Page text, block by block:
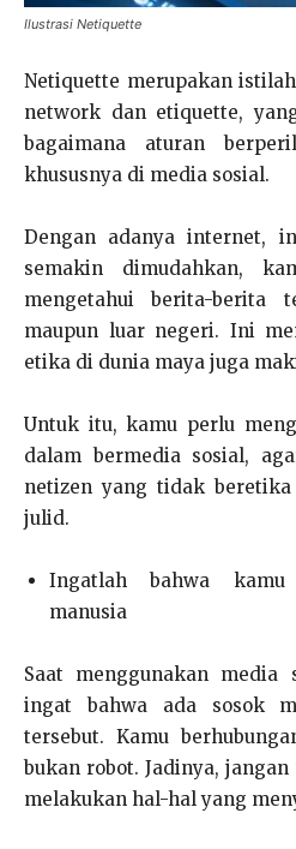
Ilustrasi Netiquette
Netiquette merupakan
network dan etiquette,
bagaimana aturan
khususnya di media sosial.
Dengan adanya internet,
semakin dimudahkan,
mengetahui berita-
maupun luar negeri. Ini
etika di dunia maya juga
Untuk itu, kamu perlu
dalam bermedia sosial,
netizen yang tidak
julid.
Ingatlah bahwa kamu
manusia
Saat menggunakan
ingat bahwa ada sosok
tersebut. Kamu
bukan robot. Jadinya,
melakukan hal-hal yang